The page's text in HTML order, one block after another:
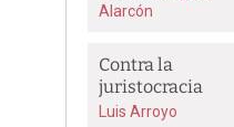
Alarcón
Contra la
juristocracia
Luis Arroyo